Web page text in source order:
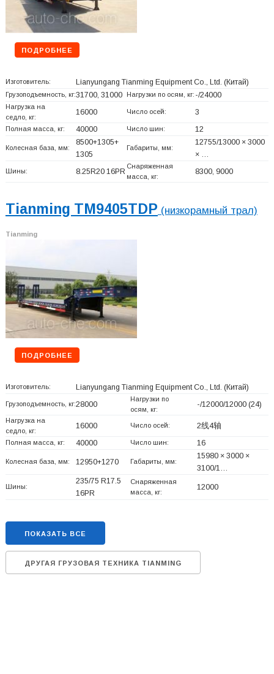
ПОДРОБНЕЕ
Изготовитель: Lianyungang Tianming Equipment Co., Ltd. (Китай)
Грузоподъемность, кг:31700, 31000 Нагрузки по осям, кг: -/24000
Нагрузка на
седло, кг:
16000 Число осей: 3
Полная масса, кг: 40000 Число шин: 12
Колесная база, мм:
8500+1305+
1305
Габариты, мм:
12755/13000 × 3000
× …
Шины: 8.25R20 16PR
Снаряженная
масса, кг:
8300, 9000
Tianming TM9405TDP (низкорамный трал)
Tianming
ПОДРОБНЕЕ
Изготовитель: Lianyungang Tianming Equipment Co., Ltd. (Китай)
Грузоподъемность, кг:28000
Нагрузки по
осям, кг:
-/12000/12000 (24)
Нагрузка на
седло, кг:
16000 Число осей: 2线4轴
Полная масса, кг: 40000 Число шин: 16
Колесная база, мм: 12950+1270 Габариты, мм:
15980 × 3000 ×
3100/1…
Шины:
235/75 R17.5
16PR
Снаряженная
масса, кг:
12000
ПОКАЗАТЬ ВСЕ
ДРУГАЯ ГРУЗОВАЯ ТЕХНИКА TIANMING